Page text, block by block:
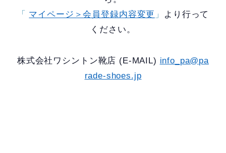
「 マイページ＞会員登録内容変更 」
より行って
ください。
株式会社ワシントン靴店 (E-MAIL) info_pa@pa
rade-shoes.jp